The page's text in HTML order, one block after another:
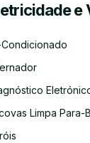
e
Limpa Para-
e
Carro